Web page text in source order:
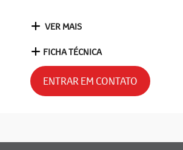
VER MAIS
FICHA TÉCNICA
ENTRAR EM CONTATO